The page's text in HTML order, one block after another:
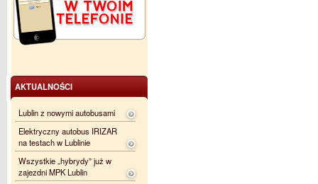
AKTUALNOŚCI
Lublin z nowymi autobusami
Elektryczny autobus IRIZAR
na testach w Lublinie
Wszystkie „hybrydy” już w
zajezdni MPK Lublin